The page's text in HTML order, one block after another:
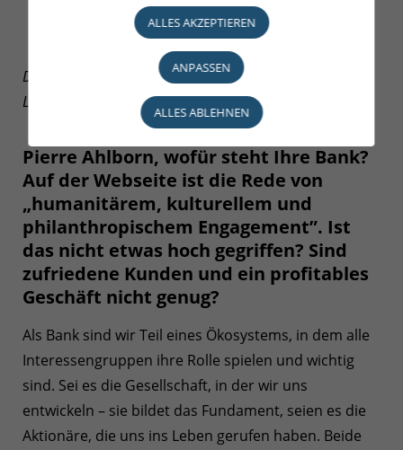
Die Fragen stellten Mara Bilo und Pierre Leyers für das
Luxemburger Wort- 14. Oktober 2020
Pierre Ahlborn, wofür steht Ihre Bank?
Auf der Webseite ist die Rede von
„humanitärem, kulturellem und
philanthropischem Engagement”. Ist
das nicht etwas hoch gegriffen? Sind
zufriedene Kunden und ein profitables
Geschäft nicht genug?
Als Bank sind wir Teil eines Ökosystems, in dem alle
Interessengruppen ihre Rolle spielen und wichtig
sind. Sei es die Gesellschaft, in der wir uns
entwickeln – sie bildet das Fundament, seien es die
Aktionäre, die uns ins Leben gerufen haben. Beide
ALLES AKZEPTIEREN
ANPASSEN
ALLES ABLEHNEN